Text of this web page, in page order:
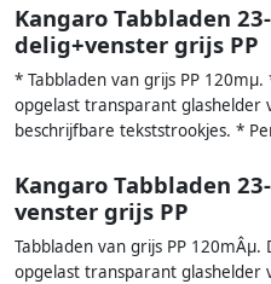
Kangaro Tabbladen
delig+venster grijs PP
* Tabbladen van grijs PP
opgelast transparant glashelder
beschrijfbare tekststrookjes. *
Kangaro Tabbladen
venster grijs PP
Tabbladen van grijs PP
opgelast transparant glashelder